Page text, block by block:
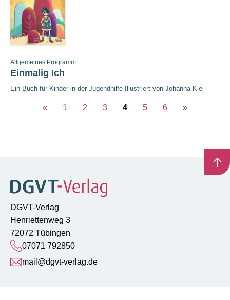
Allgemeines Programm
Einmalig Ich
Ein Buch für Kinder in der Jugendhilfe Illustriert von Johanna Kiel
« 1 2 3 4 5 6 »
DGVT-Verlag
Henriettenweg 3
72072 Tübingen
07071 792850
mail@dgvt-verlag.de